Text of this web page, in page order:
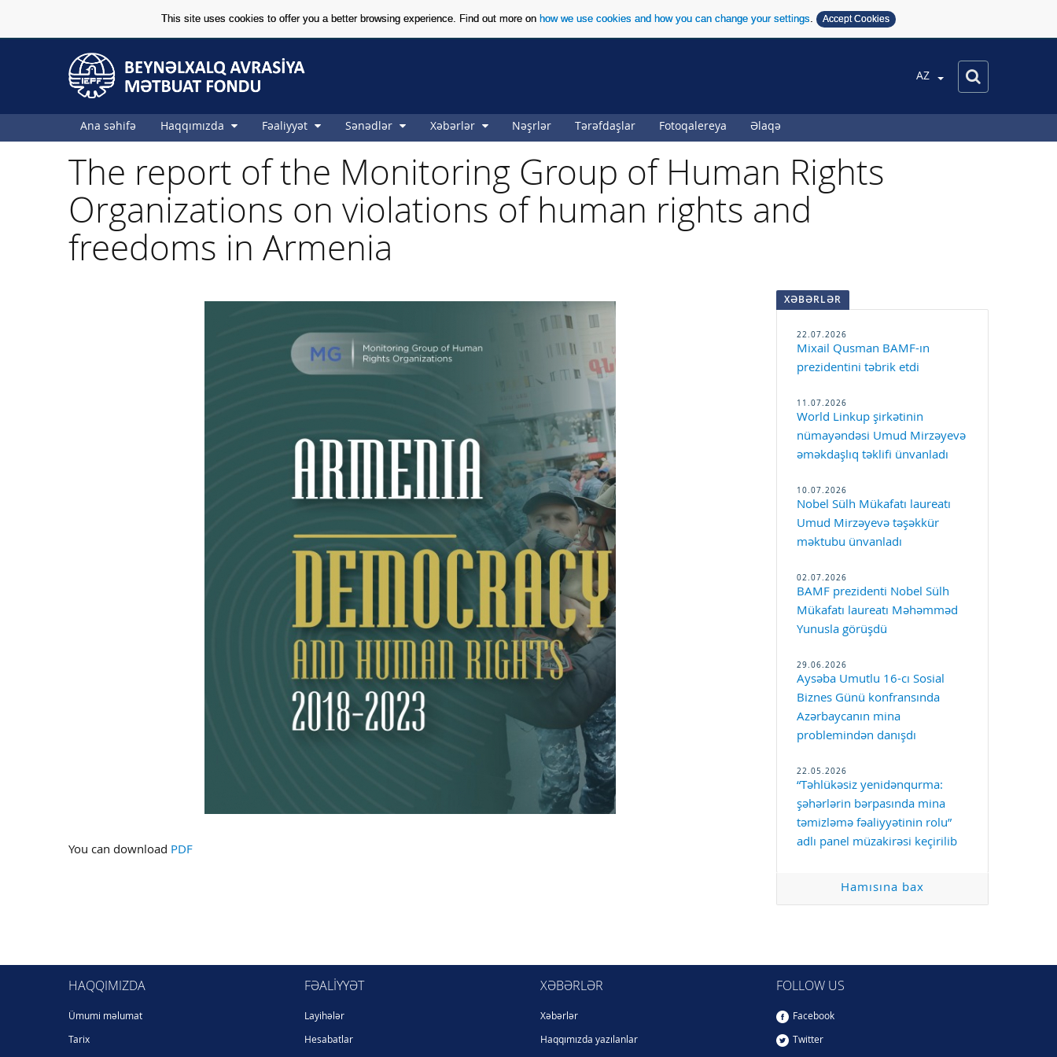
This site uses cookies to offer you a better browsing experience. Find out more on how we use cookies and how you can change your settings. Accept Cookies
AZ
Ana səhifə Haqqımızda Fəaliyyət Sənədlər Xəbərlər Nəşrlər Tərəfdaşlar Fotoqalereya Əlaqə
The report of the Monitoring Group of Human Rights
Organizations on violations of human rights and
freedoms in Armenia
You can download PDF
XƏBƏRLƏR
22.07.2026
Mixail Qusman BAMF-ın
prezidentini təbrik etdi
11.07.2026
World Linkup şirkətinin
nümayəndəsi Umud Mirzəyevə
əməkdaşlıq təklifi ünvanladı
10.07.2026
Nobel Sülh Mükafatı laureatı
Umud Mirzəyevə təşəkkür
məktubu ünvanladı
02.07.2026
BAMF prezidenti Nobel Sülh
Mükafatı laureatı Məhəmməd
Yunusla görüşdü
29.06.2026
Aysəba Umutlu 16-cı Sosial
Biznes Günü konfransında
Azərbaycanın mina
problemindən danışdı
22.05.2026
“Təhlükəsiz yenidənqurma:
şəhərlərin bərpasında mina
təmizləmə fəaliyyətinin rolu”
adlı panel müzakirəsi keçirilib
Hamısına bax
HAQQIMIZDA
Ümumi məlumat
Tarix
FƏALIYYƏT
Layihələr
Hesabatlar
XƏBƏRLƏR
Xəbərlər
Haqqımızda yazılanlar
FOLLOW US
Facebook
Twitter